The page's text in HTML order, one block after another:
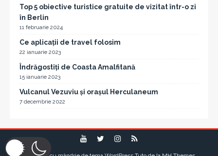
Top 5 obiective turistice gratuite de vizitat într-o zi
în Berlin
11 februarie 2024
Ce aplicații de travel folosim
22 ianuarie 2023
Îndrăgostiți de Coasta Amalfitană
15 ianuarie 2023
Vulcanul Vezuviu și orașul Herculaneum
7 decembrie 2022